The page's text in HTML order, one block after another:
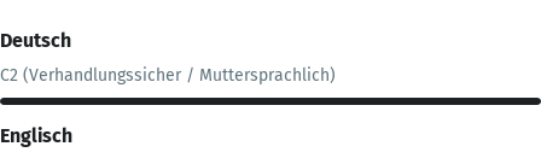
Deutsch
C2 (Verhandlungssicher / Muttersprachlich)
Englisch